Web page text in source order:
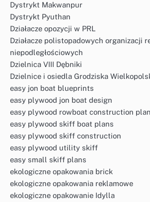
Dystrykt Makwanpur
Dystrykt Pyuthan
Działacze opozycji w PRL
Działacze polistopadowych organizacji
niepodległościowych
Dzielnica VIII Dębniki
Dzielnice i osiedla Grodziska
easy jon boat blueprints
easy plywood jon boat design
easy plywood rowboat construction
easy plywood skiff boat plans
easy plywood skiff construction
easy plywood utility skiff
easy small skiff plans
ekologiczne opakowania brick
ekologiczne opakowania reklamowe
ekologiczne opakowanie Idylla